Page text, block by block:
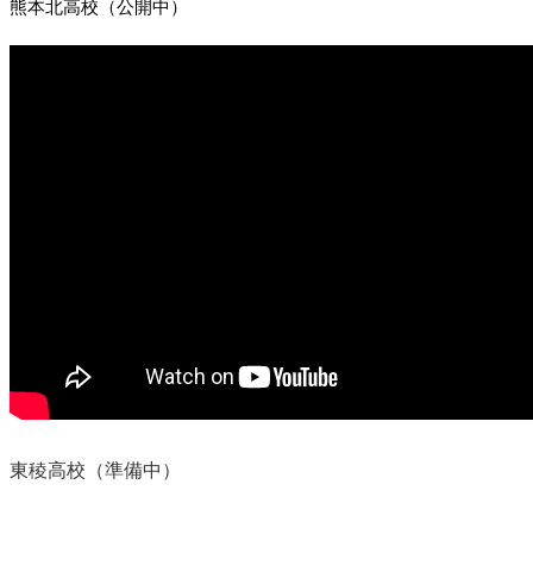
熊本北高校（公開中）
東稜高校（準備中）